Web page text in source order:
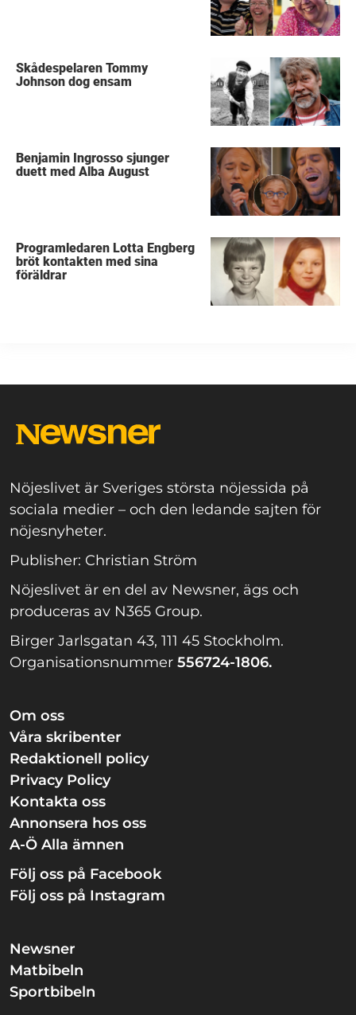
Skådespelaren Tommy
Johnson dog ensam
Benjamin Ingrosso sjunger
duett med Alba August
Programledaren Lotta Engberg
bröt kontakten med sina
föräldrar
Nöjeslivet är Sveriges största nöjessida på
sociala medier – och den ledande sajten för
nöjesnyheter.
Publisher: Christian Ström
Nöjeslivet är en del av Newsner, ägs och
produceras av N365 Group.
Birger Jarlsgatan 43, 111 45 Stockholm.
Organisationsnummer 556724-1806.
Om oss
Våra skribenter
Redaktionell policy
Privacy Policy
Kontakta oss
Annonsera hos oss
A-Ö Alla ämnen
Följ oss på Facebook
Följ oss på Instagram
Newsner
Matbibeln
Sportbibeln